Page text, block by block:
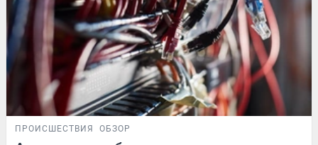
ПРОИСШЕСТВИЯ ОБЗОР